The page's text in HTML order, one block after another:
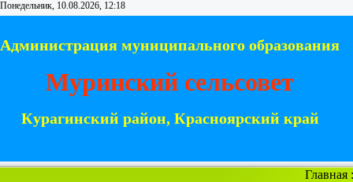
Понедельник, 10.08.2026, 12:18
Администрация муниципального образования
Муринский сельсовет
Курагинский район, Красноярский край
Главная